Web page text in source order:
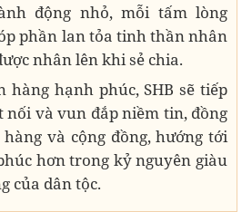
động nhỏ, mỗi tấm lòng
phần lan tỏa tinh thần nhân
nhân lên khi sẻ chia.
hàng hạnh phúc, SHB sẽ tiếp
và vun đắp niềm tin, đồng
và cộng đồng, hướng tới
hơn trong kỷ nguyên giàu
của dân tộc.